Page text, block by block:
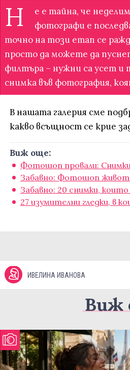
Н
е е тайна, че
фотографи е
точно на този етап се
просто да можете да
филтъра – нужни са усет и
снимка във фотография,
В нашата галерия сме
какво всъщност се крие
Виж още:
Фотошоп провали:
Забавно: Фотошоп
Забавно: 20 снимки,
27 изумителни гледки, в
ИВЕЛИНА ИВАНОВА
Виж